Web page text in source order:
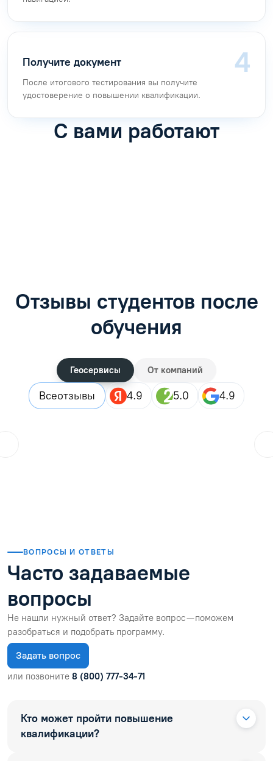
Получите документ
После итогового тестирования вы получите
удостоверение о повышении квалификации.
С вами работают
Отзывы студентов после
обучения
Геосервисы От компаний
Всеотзывы 4.9 5.0 4.9
ВОПРОСЫ И ОТВЕТЫ
Часто задаваемые
вопросы
Не нашли нужный ответ? Задайте вопрос — поможем
разобраться и подобрать программу.
Задать вопрос
или позвоните 8 (800) 777-34-71
Кто может пройти повышение
квалификации?